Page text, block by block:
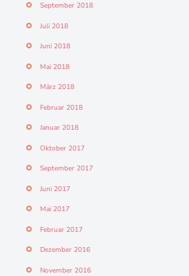
September 2018
Juli 2018
Juni 2018
Mai 2018
März 2018
Februar 2018
Januar 2018
Oktober 2017
September 2017
Juni 2017
Mai 2017
Februar 2017
Dezember 2016
November 2016